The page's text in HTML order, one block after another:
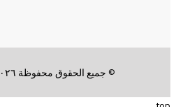
© جميع الحقوق محفوظة ٢٠٢٦ | مدعوم من A2m